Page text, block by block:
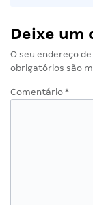
Deixe um
O seu endereço
obrigatórios são
Comentário *